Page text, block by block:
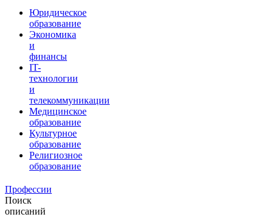
Юридическое
образование
Экономика
и
финансы
IT-
технологии
и
телекоммуникации
Медицинское
образование
Культурное
образование
Религиозное
образование
Профессии
Поиск
описаний